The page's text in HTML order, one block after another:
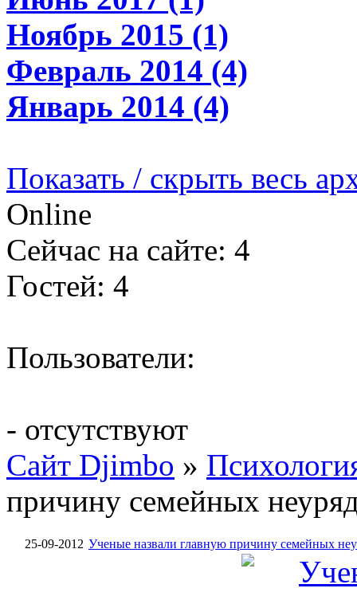
Ноябрь 2015 (1)
Февраль 2014 (4)
Январь 2014 (4)
Показать / скрыть весь
Online
Сейчас на сайте: 4
Гостей: 4
Пользователи:
- отсутствуют
Сайт Djimbo »
причину семейных
25-09-2012 Ученые назвали главную причину семейных